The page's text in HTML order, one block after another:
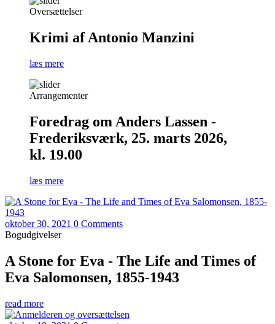
Oversættelser
Krimi af Antonio Manzini
læs mere
Arrangementer
Foredrag om Anders Lassen -
Frederiksværk, 25. marts 2026,
kl. 19.00
læs mere
oktober 30, 2021 0 Comments
Bogudgivelser
A Stone for Eva - The Life and Times of
Eva Salomonsen, 1855-1943
read more